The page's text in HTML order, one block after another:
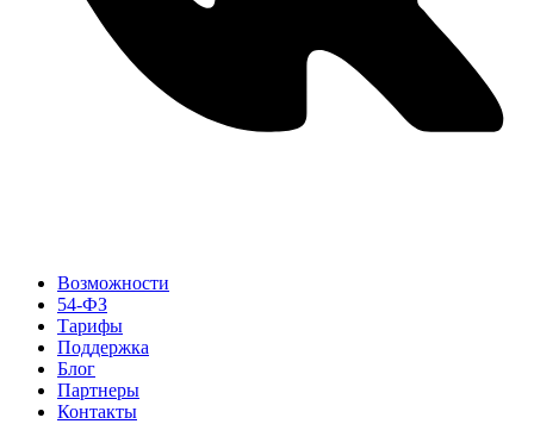
Возможности
54-ФЗ
Тарифы
Поддержка
Блог
Партнеры
Контакты